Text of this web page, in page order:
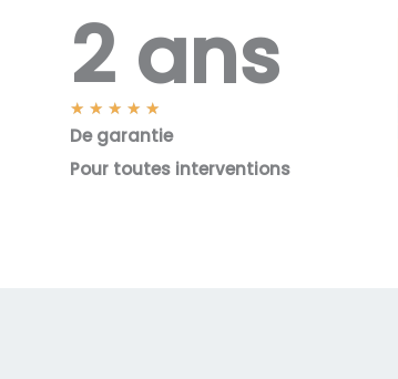
2 ans
★ ★ ★ ★ ★
o
De garantie
Pour toutes interventions